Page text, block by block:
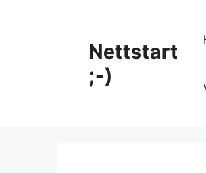
Nettstart
;-)